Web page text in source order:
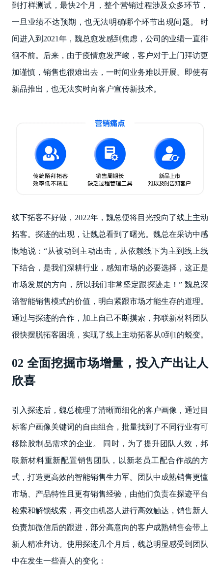
到打样测试，最快2个月，整个营销过程涉及众多环节，
一旦业绩不达预期，也无法明确哪个环节出现问题。 时
间进入到2021年，魏总愈发感到焦虑，公司的业绩一直徘
徊不前。后来，由于疫情愈发严峻，客户对于上门拜访更
加谨慎，销售也很难出去，一时间业务难以开展。即使有
新品推出，也无法实时向客户宣传新技术。
线下拓客不好做，2022年，魏总便将目光投向了线上主动
拓客。探迹的出现，让魏总看到了曙光。魏总在采访中感
慨地说：“从被动到主动出击，从依赖线下为主到线上线
下结合，是我们深耕行业，感知市场的必要选择，这正是
市场发展的方向，所以我们非常坚定跟探迹走！” 魏总深
谙智能销售模式的价值，明白紧跟市场才能生存的道理。
通过与探迹的合作，加上自己不断摸索，邦联新材料团队
很快摆脱拓客困境，实现了线上主动拓客从0到1的蜕变。
02 全面挖掘市场增量，投入产出让人
欣喜
引入探迹后，魏总梳理了清晰而细化的客户画像，通过目
标客户画像关键词的自由组合，批量找到了不同行业有可
移除胶制品需求的企业。 同时，为了提升团队人效，邦
联新材料重新配置销售团队，以新老员工配合作战的方
式，打造更高效的智能销售生力军。团队中成熟销售更懂
市场、产品特性且更有销售经验，由他们负责在探迹平台
检索和解锁线索，再交由机器人进行高效触达，销售新人
负责加微信后的跟进，部分高意向的客户成熟销售会带上
新人精准拜访。使用探迹几个月后，魏总明显感受到团队
中在发生一些喜人的变化：